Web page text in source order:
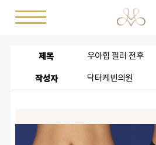
제목 우아힙 필러 전후
작성자 닥터케빈의원